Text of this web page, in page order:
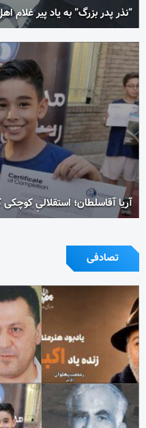
“نذر پدر بزرگ” به یاد پیر غلام
آریا آقاسلطان؛ استقلالیِ کوچکی
تصادفی